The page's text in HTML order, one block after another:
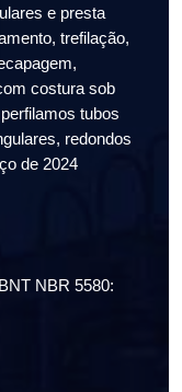
e presta
trefilação,
costura sob
tubos
redondos
de 2024
NBR 5580: